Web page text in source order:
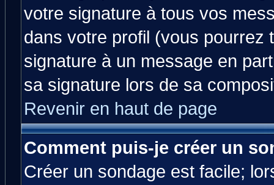
votre signature à tous vos
dans votre profil (vous pourrez
signature à un message en
sa signature lors de sa
Revenir en haut de page
Comment puis-je créer un
Créer un sondage est facile;